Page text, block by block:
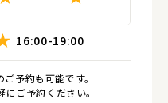
16:00-19:00
予約も可能です。
ご予約ください。